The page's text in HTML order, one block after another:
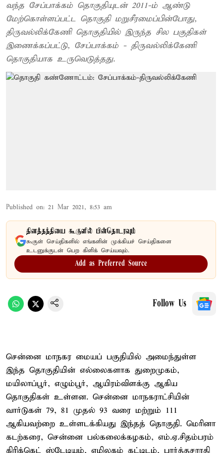
வந்த சேப்பாக்கம் தொகுதியுடன் 2011-ம் ஆண்டு
மேற்கொள்ளப்பட்ட தொகுதி மறுசீரமைப்பின்போது,
திருவல்லிக்கேணி தொகுதியில் இருந்த சில பகுதிகள்
இணைக்கப்பட்டு, சேப்பாக்கம் - திருவல்லிக்கேணி
தொகுதியாக உருவெடுத்தது.
Published on: 21 Mar 2021, 8:53 am
தினத்தந்தியை கூகுளில் பின்தொடரவும்
கூகுள் செய்திகளில் எங்களின் முக்கியச் செய்திகளை
உடனுக்குடன் பெற கிளிக் செய்யவும்.
Add as Preferred Source
Follow Us
சென்னை மாநகர மையப் பகுதியில் அமைந்துள்ள
இந்த தொகுதியின் எல்லைகளாக துறைமுகம்,
மயிலாப்பூர், எழும்பூர், ஆயிரம்விளக்கு ஆகிய
தொகுதிகள் உள்ளன. சென்னை மாநகராட்சியின்
வார்டுகள் 79, 81 முதல் 93 வரை மற்றும் 111
ஆகியவற்றை உள்ளடக்கியது இந்தத் தொகுதி. மெரினா
கடற்கரை, சென்னை பல்கலைக்கழகம், எம்.ஏ.சிதம்பரம்
கிரிக்கெட் ஸ்டேடியம், எழிலகம் கட்டிடம், பார்த்தசாரதி